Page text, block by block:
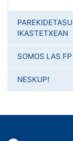
IKASTETXEAN
SOMOS LAS
NESKUP!